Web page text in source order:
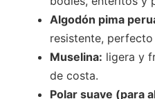
Algodón pima
resistente,
Muselina: ligera y
de costa.
Polar suave (para